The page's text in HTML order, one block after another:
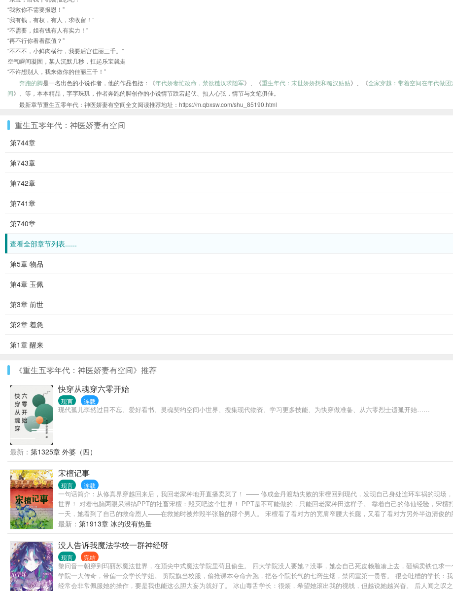
“我救你不需要报恩！”
“我有钱，有权，有人，求收留！”
“不需要，姐有钱有人有实力！”
“再不行你看看颜值？”
“不不不，小鲜肉横行，我要后宫佳丽三千。”
空气瞬间凝固，某人沉默几秒，扛起乐宝就走
“不许想别人，我来做你的佳丽三千！”
奔跑的脚是一名出色的小说作者，他的作品包括：《年代娇妻忙改命，禁欲糙汉求随军》、《重生年代：末世娇娇想和糙汉贴贴》、《全家穿越：带着空间在年代做团
间》、等，本本精品，字字珠玑，作者奔跑的脚创作的小说情节跌宕起伏、扣人心弦，情节与文笔俱佳。
最新章节重生五零年代：神医娇妻有空间全文阅读推荐地址：https://m.qbxsw.com/shu_85190.html
重生五零年代：神医娇妻有空间
第744章
第743章
第742章
第741章
第740章
查看全部章节列表......
第5章 物品
第4章 玉佩
第3章 前世
第2章 着急
第1章 醒来
《重生五零年代：神医娇妻有空间》推荐
快穿从魂穿六零开始
现言 连载
现代孤儿李然过目不忘、爱好看书、灵魂契约空间小世界、搜集现代物资、学习更多技能、为快穿做准备、从六零烈士遗孤开始……
最新： 第1325章 外婆（四）
宋檀记事
现言 连载
一句话简介：从修真界穿越回来后，我回老家种地开直播卖菜了！ —— 修成金丹渡劫失败的宋檀回到现代，发现自己身处连环车祸的现场
世界！ 对着电脑两眼呆滞搞PPT的社畜宋檀：毁灭吧这个世界！ PPT是不可能做的，只能回老家种田这样子。 靠着自己的修仙经验，宋
一天，她看到了自己的救命恩人——在救她时被炸毁半张脸的那个男人。 宋檀看了看对方的宽肩窄腰大长腿，又看了看对方另外半边清俊
滋补容颜，不知道…… ［纯种田，真的种田那种］ ［有男主，戏份不多］
最新： 第1913章 冰的没有热量
没人告诉我魔法学校一群神经呀
现言 完结
黎问音一朝穿到玛丽苏魔法世界，在顶尖中式魔法学院里苟且偷生。 四大学院没人要她？没事，她会自己死皮赖脸凑上去，砸锅卖铁也求
学院一大传奇，带偏一众学长学姐。 剪院旗当校服，偷抢课本夺命奔跑，把各个院长气的七窍生烟，禁闭室第一贵客。 很会吐槽的学长：
经常会非常佩服她的操作，要是我也能这么胆大妄为就好了。 冰山毒舌学长：很烦，希望她滚出我的视线，但越说她越兴奋。 后人闻之叹